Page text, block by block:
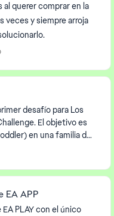
querer comprar en la
veces y siempre arroja
objetivo es
en una familia de
la ...
EA APP
PLAY con el único